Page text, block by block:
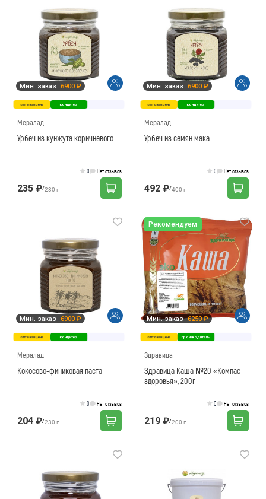
Мин. заказ 6900 ₽
оптовая цена кондитер
Мералад
Урбеч из кунжута коричневого
0 Нет отзывов
235 ₽/230 г
Мин. заказ 6900 ₽
оптовая цена кондитер
Мералад
Урбеч из семян мака
0 Нет отзывов
492 ₽/400 г
Мин. заказ 6900 ₽
оптовая цена кондитер
Мералад
Кокосово-финиковая паста
0 Нет отзывов
204 ₽/230 г
Рекомендуем
Мин. заказ 6250 ₽
оптовая цена производитель
Здравица
Здравица Каша №20 «Компас
здоровья», 200г
0 Нет отзывов
219 ₽/200 г